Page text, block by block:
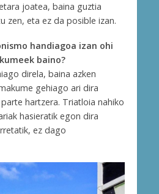
joatea, baina guztia
zen, eta ez da posible izan.
handiagoa izan ohi
baino?
direla, baina azken
gehiago ari dira
hartzera. Triatloia nahiko
hasieratik egon dira
ez dago